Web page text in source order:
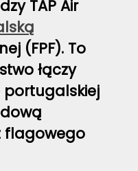
TAP Air
(FPF). To
łączy
flagowego